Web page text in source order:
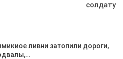
солдату
ливни затопили дороги,